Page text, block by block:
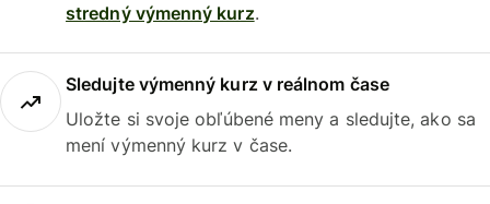
stredný výmenný kurz.
Sledujte výmenný kurz v reálnom čase
Uložte si svoje obľúbené meny a sledujte, ako sa
mení výmenný kurz v čase.